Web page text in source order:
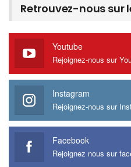
Retrouvez-nous sur
Youtube
Rejoignez-nous sur
Instagram
Rejoignez-nous sur
Facebook
Rejoignez nous sur